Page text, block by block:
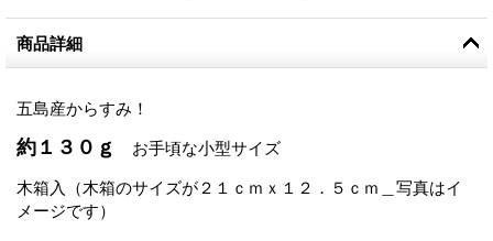
商品詳細
五島産からすみ！
約１３０ｇ お手頃な小型サイズ
木箱入（木箱のサイズが２１ｃｍｘ１２．５ｃｍ＿写真はイ
メージです）